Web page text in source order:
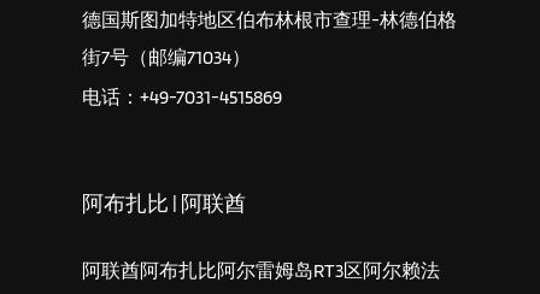
德国斯图加特地区伯布林根市查理-林德伯格
街7号（邮编71034）
电话：+49-7031-4515869
阿布扎比 | 阿联酋
阿联酋阿布扎比阿尔雷姆岛RT3区阿尔赖法